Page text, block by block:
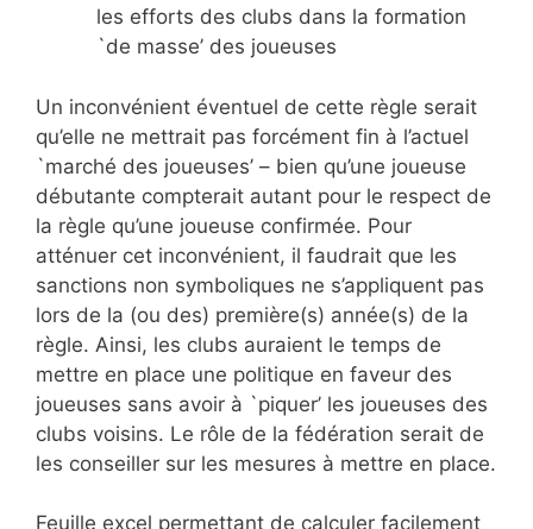
les efforts des clubs dans la formation
`de masse’ des joueuses
Un inconvénient éventuel de cette règle serait
qu’elle ne mettrait pas forcément fin à l’actuel
`marché des joueuses’ – bien qu’une joueuse
débutante compterait autant pour le respect de
la règle qu’une joueuse confirmée. Pour
atténuer cet inconvénient, il faudrait que les
sanctions non symboliques ne s’appliquent pas
lors de la (ou des) première(s) année(s) de la
règle. Ainsi, les clubs auraient le temps de
mettre en place une politique en faveur des
joueuses sans avoir à `piquer’ les joueuses des
clubs voisins. Le rôle de la fédération serait de
les conseiller sur les mesures à mettre en place.
Feuille excel permettant de calculer facilement